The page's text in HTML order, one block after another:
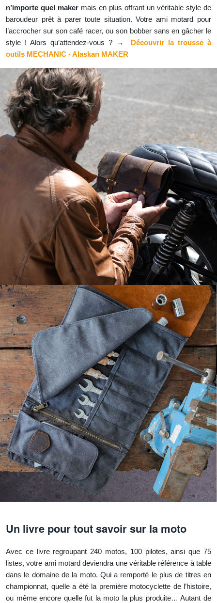
n’importe quel maker mais en plus offrant un véritable style de
baroudeur prêt à parer toute situation. Votre ami motard pour
l’accrocher sur son café racer, ou son bobber sans en gâcher le
style ! Alors qu’attendez-vous ? →
Découvrir la trousse à
outils MECHANIC - Alaskan MAKER
Un livre pour tout savoir sur la moto
Avec ce livre regroupant 240 motos, 100 pilotes, ainsi que 75
listes, votre ami motard deviendra une véritable référence à table
dans le domaine de la moto. Qui a remporté le plus de titres en
championnat, quelle a été la première motocyclette de l’histoire,
ou même encore quelle fut la moto la plus produite… Autant de